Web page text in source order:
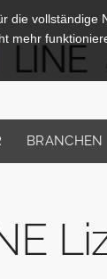
BRANCHEN
die
mehr